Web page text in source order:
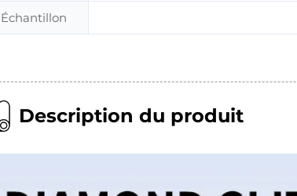
Échantillon
Description du produit